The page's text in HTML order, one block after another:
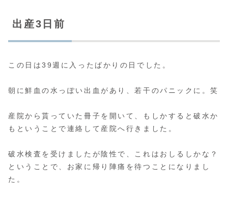
出産3日前
この日は39週に入ったばかりの日でした。
朝に鮮血の水っぽい出血があり、若干のパニックに。笑
産院から貰っていた冊子を開いて、もしかすると破水か
もということで連絡して産院へ行きました。
破水検査を受けましたが陰性で、これはおしるしかな？
ということで、お家に帰り陣痛を待つことになりまし
た。